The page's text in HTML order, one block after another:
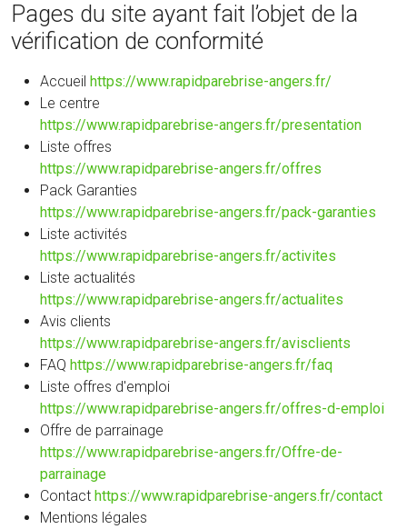
Pages du site ayant fait l’objet de la
vérification de conformité
Accueil https://www.rapidparebrise-angers.fr/
Le centre
https://www.rapidparebrise-angers.fr/presentation
Liste offres
https://www.rapidparebrise-angers.fr/offres
Pack Garanties
https://www.rapidparebrise-angers.fr/pack-garanties
Liste activités
https://www.rapidparebrise-angers.fr/activites
Liste actualités
https://www.rapidparebrise-angers.fr/actualites
Avis clients
https://www.rapidparebrise-angers.fr/avisclients
FAQ https://www.rapidparebrise-angers.fr/faq
Liste offres d'emploi
https://www.rapidparebrise-angers.fr/offres-d-emploi
Offre de parrainage
https://www.rapidparebrise-angers.fr/Offre-de-
parrainage
Contact https://www.rapidparebrise-angers.fr/contact
Mentions légales